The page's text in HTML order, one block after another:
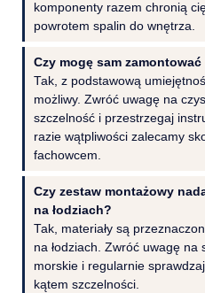
komponenty razem chronią
powrotem spalin do wnętrza.
Czy mogę sam
Tak, z podstawową
możliwy. Zwróć uwagę na
szczelność i przestrzegaj
razie wątpliwości zalecamy
fachowcem.
Czy zestaw montażowy
na łodziach?
Tak, materiały są
na łodziach. Zwróć uwagę na
morskie i regularnie
kątem szczelności.